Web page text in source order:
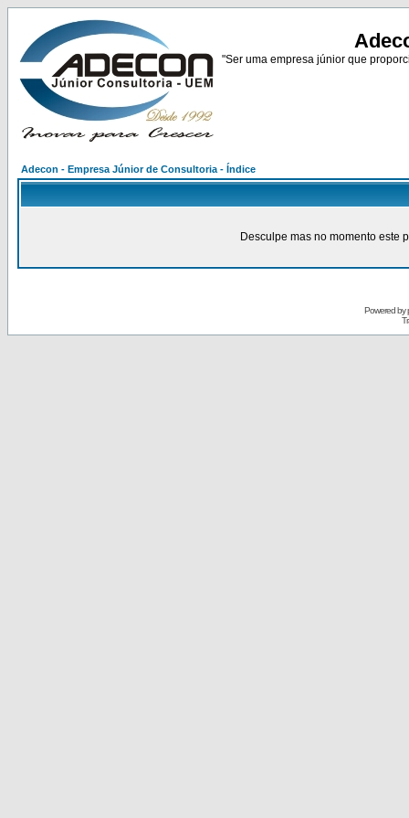
"Ser uma empresa júnior que
Adecon - Empresa Júnior de Consultoria - Índice
Desculpe mas no momento este
Powered by